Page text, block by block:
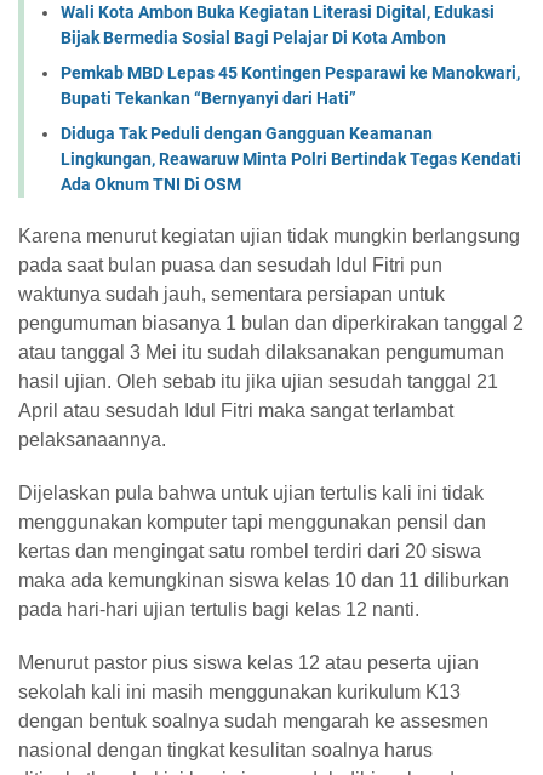
Wali Kota Ambon Buka Kegiatan Literasi Digital, Edukasi
Bijak Bermedia Sosial Bagi Pelajar Di Kota Ambon
Pemkab MBD Lepas 45 Kontingen Pesparawi ke Manokwari,
Bupati Tekankan “Bernyanyi dari Hati” ‎
Diduga Tak Peduli dengan Gangguan Keamanan
Lingkungan, Reawaruw Minta Polri Bertindak Tegas Kendati
Ada Oknum TNI Di OSM
Karena menurut kegiatan ujian tidak mungkin berlangsung
pada saat bulan puasa dan sesudah Idul Fitri pun
waktunya sudah jauh, sementara persiapan untuk
pengumuman biasanya 1 bulan dan diperkirakan tanggal 2
atau tanggal 3 Mei itu sudah dilaksanakan pengumuman
hasil ujian. Oleh sebab itu jika ujian sesudah tanggal 21
April atau sesudah Idul Fitri maka sangat terlambat
pelaksanaannya.
Dijelaskan pula bahwa untuk ujian tertulis kali ini tidak
menggunakan komputer tapi menggunakan pensil dan
kertas dan mengingat satu rombel terdiri dari 20 siswa
maka ada kemungkinan siswa kelas 10 dan 11 diliburkan
pada hari-hari ujian tertulis bagi kelas 12 nanti.
Menurut pastor pius siswa kelas 12 atau peserta ujian
sekolah kali ini masih menggunakan kurikulum K13
dengan bentuk soalnya sudah mengarah ke assesmen
nasional dengan tingkat kesulitan soalnya harus